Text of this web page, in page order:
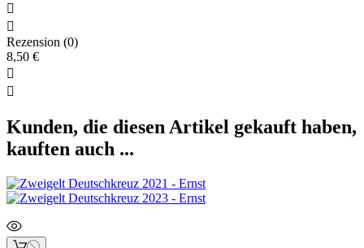


Rezension (0)
8,50 €


Kunden, die diesen Artikel gekauft haben,
kauften auch ...